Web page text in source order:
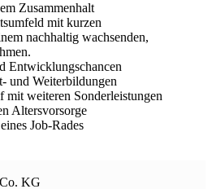
Zusammenhalt
mit kurzen
nachhaltig wachsenden,
Entwicklungschancen
und Weiterbildungen
mit weiteren Sonderleistungen
Altersvorsorge
Job-Rades